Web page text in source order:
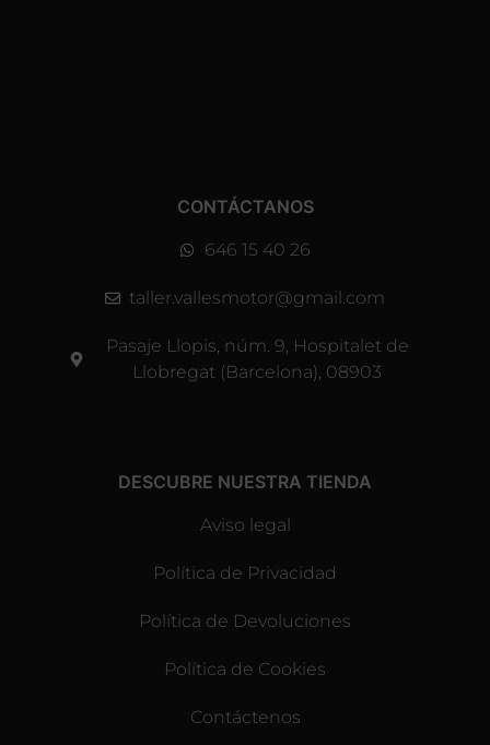
CONTÁCTANOS
646 15 40 26
taller.vallesmotor@gmail.com
Pasaje Llopis, núm. 9, Hospitalet de
Llobregat (Barcelona), 08903
DESCUBRE NUESTRA TIENDA
Aviso legal
Política de Privacidad
Política de Devoluciones
Política de Cookies
Contáctenos